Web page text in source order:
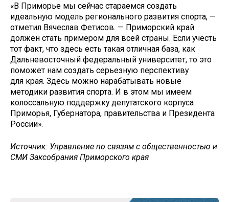
«В Приморье мы сейчас стараемся создать
идеальную модель регионального развития спорта, —
отметил Вячеслав Фетисов. — Приморский край
должен стать примером для всей страны. Если учесть
тот факт, что здесь есть такая отличная база, как
Дальневосточный федеральный университет, то это
поможет нам создать серьезную перспективу
для края. Здесь можно нарабатывать новые
методики развития спорта. И в этом мы имеем
колоссальную поддержку депутатского корпуса
Приморья, Губернатора, правительства и Президента
России».
Источник: Управление по связям с общественностью и
СМИ Заксобрания Приморского края